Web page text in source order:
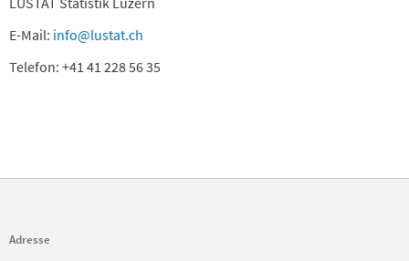
E-Mail: info@lustat.ch
Telefon: +41 41 228 56 35
Adresse